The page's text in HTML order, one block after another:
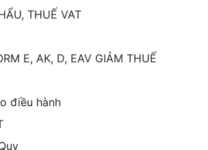
THUẾ VAT
E, AK, D, EAV GIẢM THUẾ
điều hành